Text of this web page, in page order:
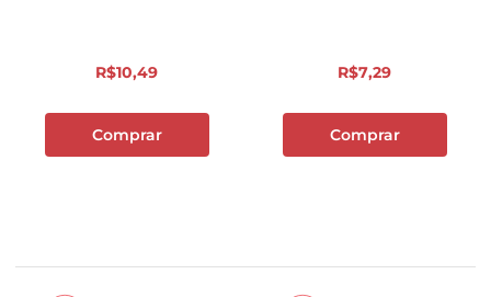
R$10,49
Comprar
R$7,29
Comprar